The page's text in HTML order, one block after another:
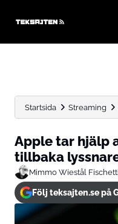
Startsida Streaming
Apple tar hjälp
tillbaka
Mimmo Wiestål Fischetti
Följ teksajten.se på